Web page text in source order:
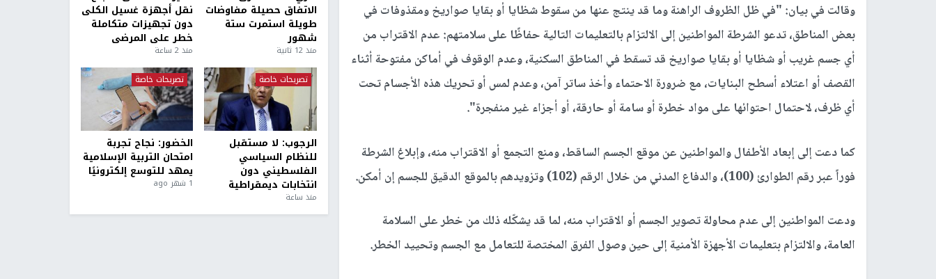
وقالت في بيان: "في ظل الظروف الراهنة وما قد ينتج عنها من سقوط شظايا أو بقايا صواريخ ومقذوفات في
بعض المناطق، تدعو الشرطة المواطنين إلى الالتزام بالتعليمات التالية حفاظًا على سلامتهم: عدم الاقتراب من
أي جسم غريب أو شظايا أو بقايا صواريخ قد تسقط في المناطق السكنية، وعدم الوقوف في أماكن مفتوحة أثناء
القصف أو اعتلاء أسطح البنايات، مع ضرورة الاحتماء وأخذ ساتر آمن، وعدم لمس أو تحريك هذه الأجسام تحت
أي ظرف، لاحتمال احتوائها على مواد خطرة أو سامة أو حارقة، أو أجزاء غير منفجرة".
كما دعت إلى إبعاد الأطفال والمواطنين عن موقع الجسم الساقط، ومنع التجمع أو الاقتراب منه، وإبلاغ الشرطة
فوراً عبر رقم الطوارئ (100)، والدفاع المدني من خلال الرقم (102) وتزويدهم بالموقع الدقيق للجسم إن أمكن.
ودعت المواطنين إلى عدم محاولة تصوير الجسم أو الاقتراب منه، لما قد يشكّله ذلك من خطر على السلامة
العامة، والالتزام بتعليمات الأجهزة الأمنية إلى حين وصول الفرق المختصة للتعامل مع الجسم وتحييد الخطر.
الاتفاق حصيلة مفاوضات
طويلة استمرت ستة
شهور
منذ 12 ثانية
نقل أجهزة غسيل الكلى
دون تجهيزات متكاملة
خطر على المرضى
منذ 2 ساعة
تصريحات خاصة
الرجوب: لا مستقبل
للنظام السياسي
الفلسطيني دون
انتخابات ديمقراطية
منذ ساعة
تصريحات خاصة
الخضور: نجاح تجربة
امتحان التربية الإسلامية
يمهد للتوسع إلكترونيًا
1 شهر ago